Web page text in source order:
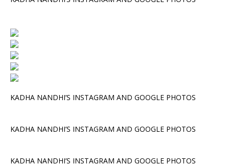
KADHA NANDHI’S INSTAGRAM AND GOOGLE PHOTOS
KADHA NANDHI’S INSTAGRAM AND GOOGLE PHOTOS
KADHA NANDHI’S INSTAGRAM AND GOOGLE PHOTOS